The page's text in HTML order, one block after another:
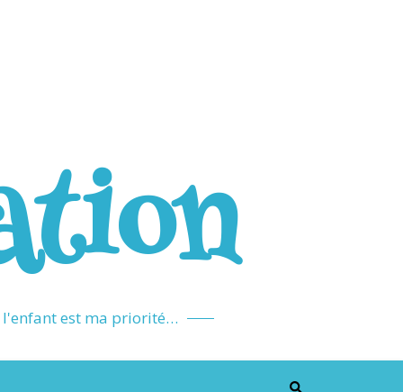
l'enfant est ma priorité…